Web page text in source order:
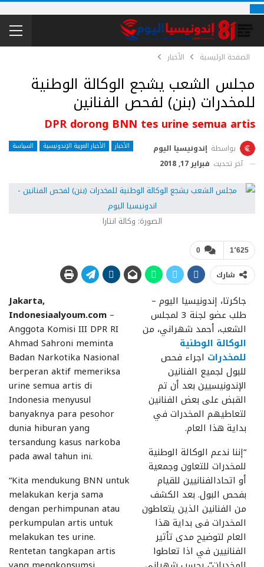
الصفحة الرئيسية الأخبار
مجلس الشعب يشجع الوكالة الوطنية
للمخدرات (بنن) لفحص الفنانين
DPR dorong BNN tes urine semua artis
الأخبار الأخبار العربية الإندونيسية السياسة بواسطة إندونيسيا اليوم
آخر تحديث فبراير 17, 2018
الصورة: وكالة انتارا
0 1٬625
شارك
جاكرتا، إندونيسيا اليوم –
طلب عضو لجنة 3 لمجلس
الشعب، أحمد شهراني، من
الوكالة الوطنية
للمخدرات اجراء فحص
للبول لجميع الفنانين
الإندونيسيين بعد أن تم
القبض على بعض الفنانين
لتعاطيهم المخدرات في
بداية هذا العام.
“إننا ندعم الوكالة الوطنية
للمخدرات للتعاون وجمعية
أو اتحادالفنانيين للقيام
بفحص البول. بعد الكشف
من الفنانين الذين يتعاطون
المخدرات فى بداية هذا
العام لتوضيح مدى تأثير
الفنانيين في اذا تعاطوا
Jakarta,
Indonesiaalyoum.com –
Anggota Komisi III DPR RI
Ahmad Sahroni meminta
Badan Narkotika Nasional
berperan aktif memeriksa
urine semua artis di
Indonesia menyusul
banyaknya para pesohor
dunia hiburan yang
tersandung kasus narkoba
pada awal tahun ini.
“Kita mendukung BNN untuk
melakukan kerja sama
dengan perhimpunan atau
perkumpulan artis untuk
melakukan tes urine.
Rentetan tangkapan artis